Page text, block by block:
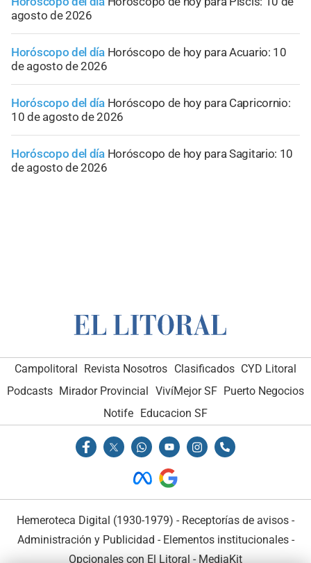
agosto de 2026
Horóscopo del día Horóscopo de hoy para Acuario: 10
de agosto de 2026
Horóscopo del día Horóscopo de hoy para Capricornio:
10 de agosto de 2026
Horóscopo del día Horóscopo de hoy para Sagitario: 10
de agosto de 2026
Campolitoral Revista Nosotros Clasificados CYD Litoral
Podcasts Mirador Provincial VivíMejor SF Puerto Negocios
Notife Educacion SF
Hemeroteca Digital (1930-1979) - Receptorías de avisos -
Administración y Publicidad - Elementos institucionales-
Opcionales con El Litoral - MediaKit